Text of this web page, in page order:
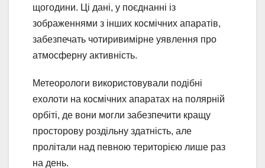
щогодини. Ці дані, у поєднанні із
зображеннями з інших космічних апаратів,
забезпечать чотиривимірне уявлення про
атмосферну активність.
Метеорологи використовували подібні
ехолоти на космічних апаратах на полярній
орбіті, де вони могли забезпечити кращу
просторову роздільну здатність, але
пролітали над певною територією лише раз
на день.